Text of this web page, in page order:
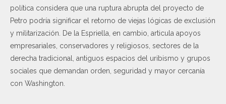
política considera que una ruptura abrupta del proyecto de
Petro podría significar el retorno de viejas lógicas de exclusión
y militarización. De la Espriella, en cambio, articula apoyos
empresariales, conservadores y religiosos, sectores de la
derecha tradicional, antiguos espacios del uribismo y grupos
sociales que demandan orden, seguridad y mayor cercanía
con Washington.